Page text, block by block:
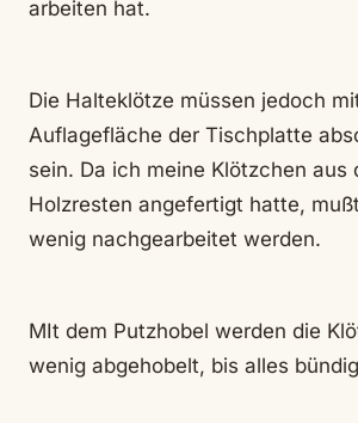
arbeiten hat.
Die Halteklötze müssen jedoch
Auflagefläche der Tischplatte
sein. Da ich meine Klötzchen aus
Holzresten angefertigt hatte,
wenig nachgearbeitet werden.
MIt dem Putzhobel werden die
wenig abgehobelt, bis alles